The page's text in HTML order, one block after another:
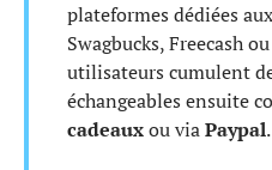
plateformes dédiées
Swagbucks, Freecash
utilisateurs cumulent
échangeables ensuite
cadeauxou viaPaypal.